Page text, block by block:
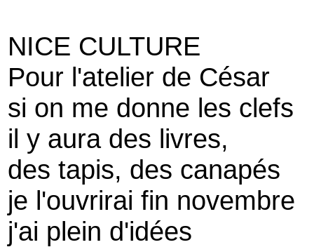
NICE CULTURE
Pour l'atelier de César
si on me donne les clefs
il y aura des livres,
des tapis, des canapés
je l'ouvrirai fin novembre
j'ai plein d'idées